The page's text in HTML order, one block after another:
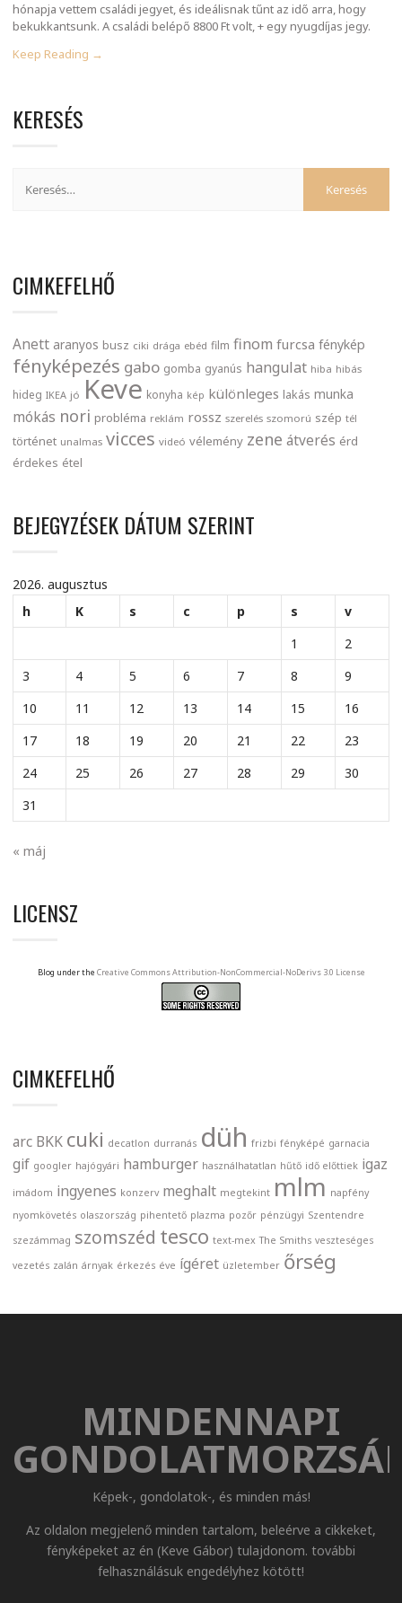
hónapja vettem családi jegyet, és ideálisnak tűnt az idő arra, hogy
bekukkantsunk. A családi belépő 8800 Ft volt, + egy nyugdíjas jegy.
Keep Reading →
KERESÉS
CIMKEFELHŐ
Anett aranyos busz ciki drága ebéd film finom furcsa fénykép
fényképezés gabo gomba gyanús hangulat hiba hibás
hideg IKEA jó Keve konyha kép különleges lakás munka
mókás nori probléma reklám rossz szerelés szomorú szép tél
történet unalmas vicces videó vélemény zene átverés érd
érdekes étel
BEJEGYZÉSEK DÁTUM SZERINT
2026. augusztus
h
K s c p s
v
1
2
3
4 5 6 7 8
9
10
11 12 13 14 15
16
17
18 19 20 21 22
23
24
25 26 27 28 29
30
31
« máj
LICENSZ
Blog under the Creative Commons Attribution-NonCommercial-NoDerivs 3.0 License
CIMKEFELHŐ
arc BKK cuki decatlon durranás düh frizbi fényképé garnacia
gif googler hajógyári hamburger használhatatlan hűtő idő előttiek igaz
imádom ingyenes konzerv meghalt megtekint mlm napfény
nyomkövetés olaszország pihentető plazma pozőr pénzügyi Szentendre
szezámmag szomszéd tesco text-mex The Smiths veszteséges
vezetés zalán árnyak érkezés éve ígéret üzletember őrség
MINDENNAPI
Képek-, gondolatok-, és minden más!
Az oldalon megjelenő minden tartalom, beleérve a cikkeket,
fényképeket az én (Keve Gábor) tulajdonom. további
felhasználásuk engedélyhez kötött!